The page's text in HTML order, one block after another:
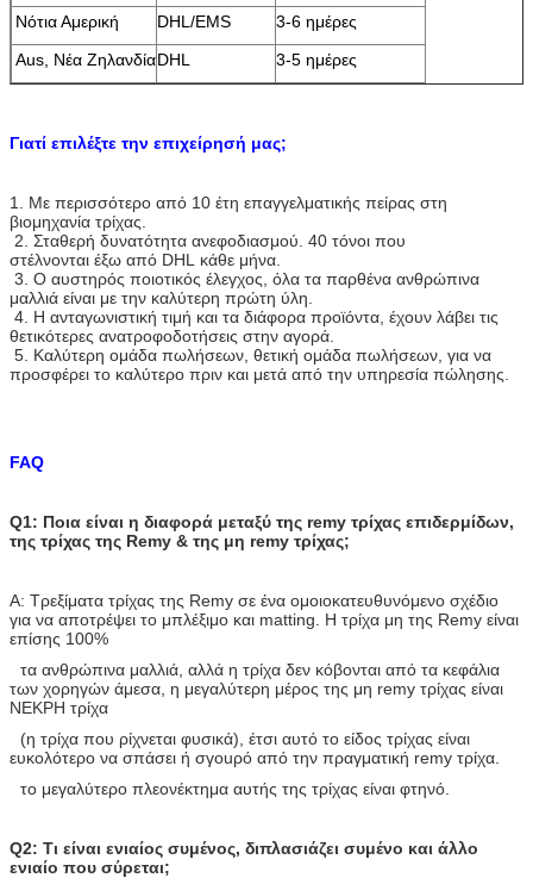
Νότια Αμερική
DHL/EMS
3-6 ημέρες
Aus, Νέα ΖηλανδίαDHL 3-5 ημέρες
Γιατί επιλέξτε την επιχείρησή μας;
1. Με περισσότερο από 10 έτη επαγγελματικής πείρας στη
βιομηχανία τρίχας.
2. Σταθερή δυνατότητα ανεφοδιασμού. 40 τόνοι που
στέλνονται έξω από DHL κάθε μήνα.
3. Ο αυστηρός ποιοτικός έλεγχος, όλα τα παρθένα ανθρώπινα
μαλλιά είναι με την καλύτερη πρώτη ύλη.
4. Η ανταγωνιστική τιμή και τα διάφορα προϊόντα, έχουν λάβει τις
θετικότερες ανατροφοδοτήσεις στην αγορά.
5. Καλύτερη ομάδα πωλήσεων, θετική ομάδα πωλήσεων, για να
προσφέρει το καλύτερο πριν και μετά από την υπηρεσία πώλησης.
FAQ
Q1: Ποια είναι η διαφορά μεταξύ της remy τρίχας επιδερμίδων,
της τρίχας της Remy & της μη remy τρίχας;
Α: Τρεξίματα τρίχας της Remy σε ένα ομοιοκατευθυνόμενο σχέδιο
για να αποτρέψει το μπλέξιμο και matting. Η τρίχα μη της Remy είναι
επίσης 100%
τα ανθρώπινα μαλλιά, αλλά η τρίχα δεν κόβονται από τα κεφάλια
των χορηγών άμεσα, η μεγαλύτερη μέρος της μη remy τρίχας είναι
ΝΕΚΡΗ τρίχα
(η τρίχα που ρίχνεται φυσικά), έτσι αυτό το είδος τρίχας είναι
ευκολότερο να σπάσει ή σγοuρό από την πραγματική remy τρίχα.
το μεγαλύτερο πλεονέκτημα αυτής της τρίχας είναι φτηνό.
Q2: Τι είναι ενιαίος συμένος, διπλασιάζει συμένο και άλλο
ενιαίο που σύρεται;